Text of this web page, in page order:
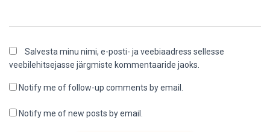
Salvesta minu nimi, e-posti- ja veebiaadress sellesse
veebilehitsejasse järgmiste kommentaaride jaoks.
Notify me of follow-up comments by email.
Notify me of new posts by email.